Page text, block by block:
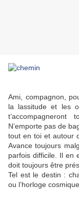
Ami, compagnon,
la lassitude et les
N’emporte pas de
tout en toi et autour
Avance toujours
parfois difficile. Il en
doit toujours être
Tel est le destin :
ou l’horloge